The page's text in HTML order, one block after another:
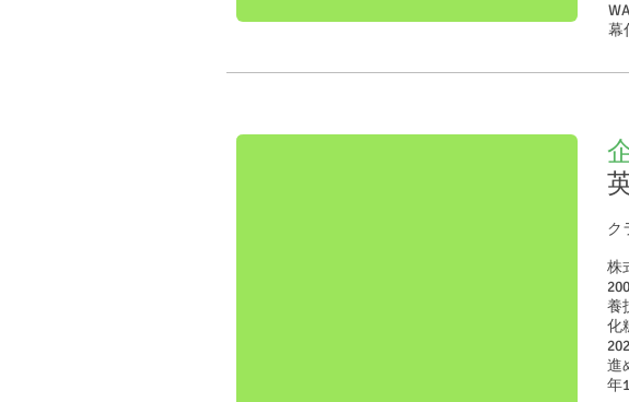
幕
ク
株
養
化
進
年